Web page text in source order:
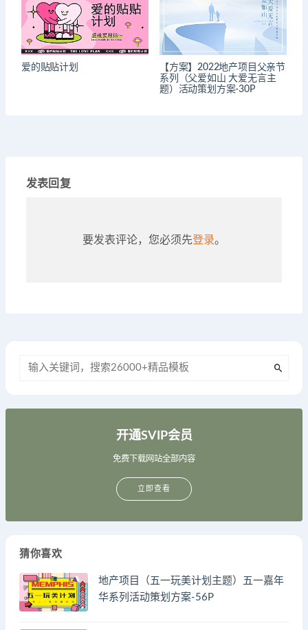
爱的贴贴计划
【方案】2022地产项目父亲节
系列（父爱如山 大爱无言主
题）活动策划方案-30P
发表回复
要发表评论，您必须先登录。
开通SVIP会员
免费下载网站全部内容
立即查看
猜你喜欢
地产项目（五一玩美计划主题）五一嘉年
华系列活动策划方案-56P